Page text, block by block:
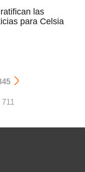
las
para Celsia
45